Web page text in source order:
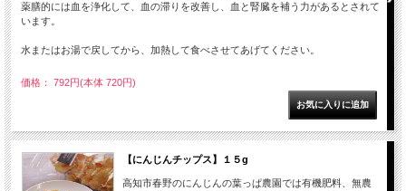
薬膳的には血を浄化して、血の滞りを改善し、血と腎臓を補う力があるとされて
います。
水またはお湯で戻してから、加熱して食べさせてあげてください。
価格： 792円(本体 720円)
【にんじんチップス】１５g
高知市春野のにんじんの葉っぱ農園では有機肥料、無農